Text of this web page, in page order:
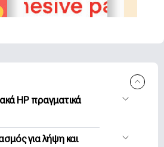
HP πραγματικά
2,500+
για λήψη και